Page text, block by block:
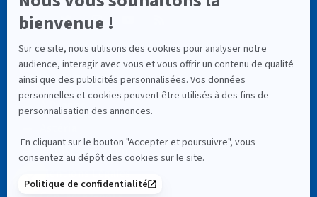
LIENS UTILES
À Propos
RNCP (Service Public)